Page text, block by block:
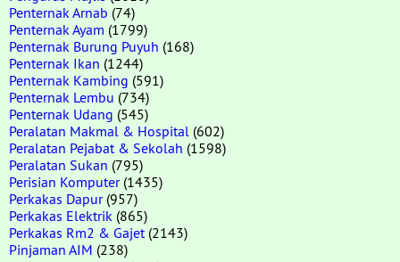
Penternak Arnab (74)
Penternak Ayam (1799)
Penternak Burung Puyuh (168)
Penternak Ikan (1244)
Penternak Kambing (591)
Penternak Lembu (734)
Penternak Udang (545)
Peralatan Makmal & Hospital (602)
Peralatan Pejabat & Sekolah (1598)
Peralatan Sukan (795)
Perisian Komputer(1435)
Perkakas Dapur(957)
Perkakas Elektrik (865)
Perkakas Rm2 & Gajet (2143)
Pinjaman AIM (238)